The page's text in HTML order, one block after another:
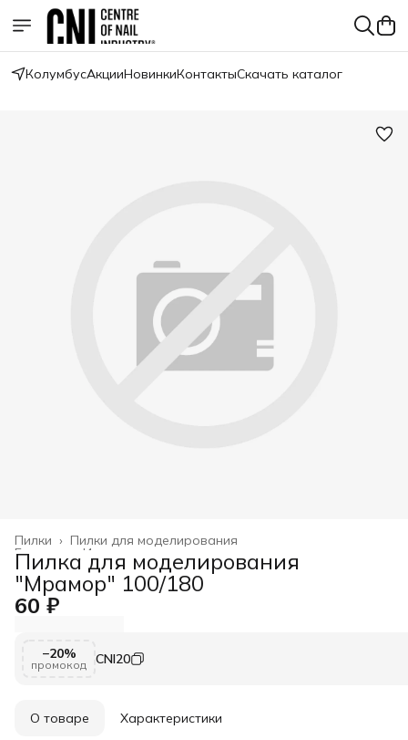
КолумбусАкцииНовинкиКонтактыСкачать каталог
Пилки для моделирования
Пилки ›
Инструменты и принадлежности
Главная
Пилка для моделирования
"Мрамор" 100/180
60 ₽
−20%
промокод CNI20
О товаре Характеристики